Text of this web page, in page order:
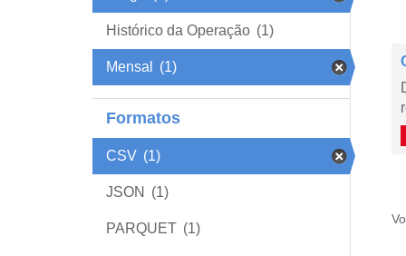
Histórico da Operação (1)
Mensal (1)
Formatos
CSV (1)
JSON (1)
PARQUET (1)